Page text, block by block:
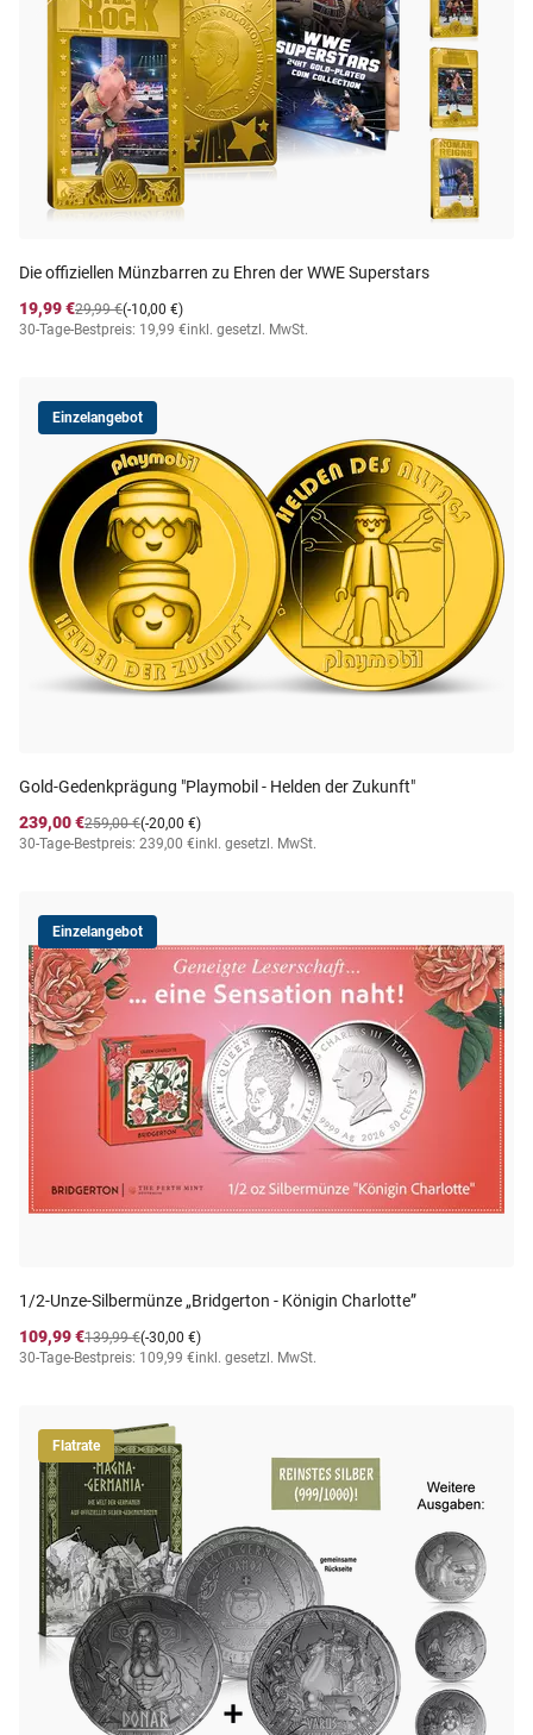
Die offiziellen Münzbarren zu Ehren der WWE Superstars
19,99 €
(-10,00 €)
29,99 €
30-Tage-Bestpreis: 19,99 €inkl. gesetzl. MwSt.
Einzelangebot
Gold-Gedenkprägung "Playmobil - Helden der Zukunft"
239,00 €
(-20,00 €)
259,00 €
30-Tage-Bestpreis: 239,00 €inkl. gesetzl. MwSt.
Einzelangebot
1/2-Unze-Silbermünze „Bridgerton - Königin Charlotte”
109,99 €
(-30,00 €)
139,99 €
30-Tage-Bestpreis: 109,99 €inkl. gesetzl. MwSt.
Flatrate